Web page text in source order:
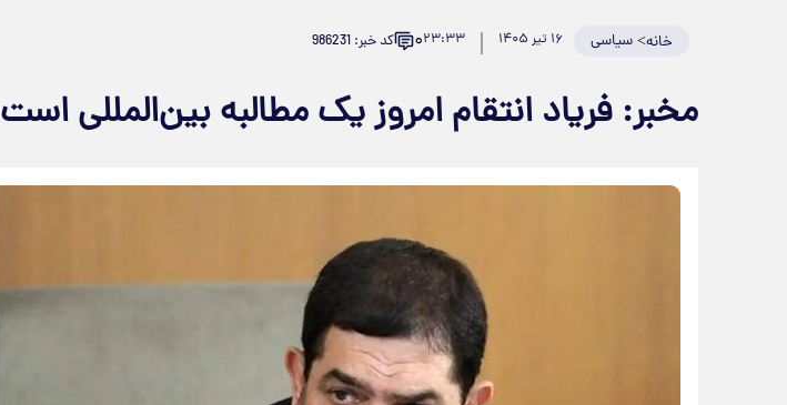
خانه>سیاسی ۱۶ تیر ۱۴۰۵ ۲۳:۳۳۰ کد خبر: 986231
مخبر: فریاد انتقام امروز یک مطالبه بین‌المللی است